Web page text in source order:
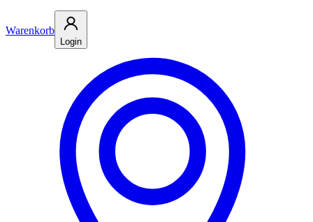
Warenkorb
Login